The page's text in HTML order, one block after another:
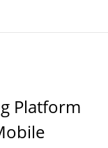
Platform